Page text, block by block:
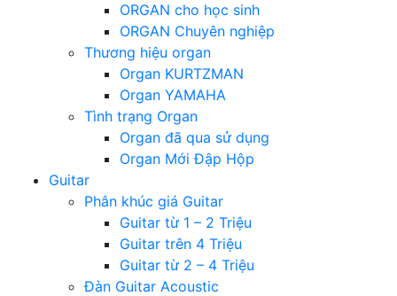
ORGAN cho học sinh
ORGAN Chuyên nghiệp
Thương hiệu organ
Organ KURTZMAN
Organ YAMAHA
Tình trạng Organ
Organ đã qua sử dụng
Organ Mới Đập Hộp
Guitar
Phân khúc giá Guitar
Guitar từ 1 – 2 Triệu
Guitar trên 4 Triệu
Guitar từ 2 – 4 Triệu
Đàn Guitar Acoustic